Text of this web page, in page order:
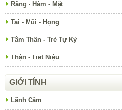
Răng - Hàm - Mặt
Tai - Mũi - Họng
Tâm Thần - Trẻ Tự Kỷ
Thận - Tiết Niệu
GIỚI TÍNH
Lãnh Cảm